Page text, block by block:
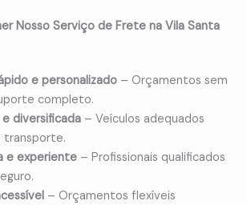
Nosso Serviço de Frete na Vila Santa
e personalizado – Orçamentos sem
completo.
diversificada – Veículos adequados
transporte.
e experiente – Profissionais qualificados
– Orçamentos flexíveis